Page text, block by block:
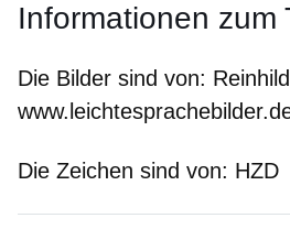
Informationen zum
Die Bilder sind von:
Die Zeichen sind von: HZD